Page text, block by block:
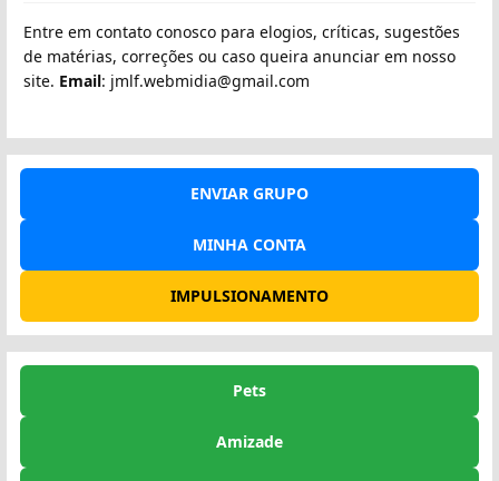
Entre em contato conosco para elogios, críticas, sugestões
de matérias, correções ou caso queira anunciar em nosso
site. Email: jmlf.webmidia@gmail.com
ENVIAR GRUPO
MINHA CONTA
IMPULSIONAMENTO
Pets
Amizade